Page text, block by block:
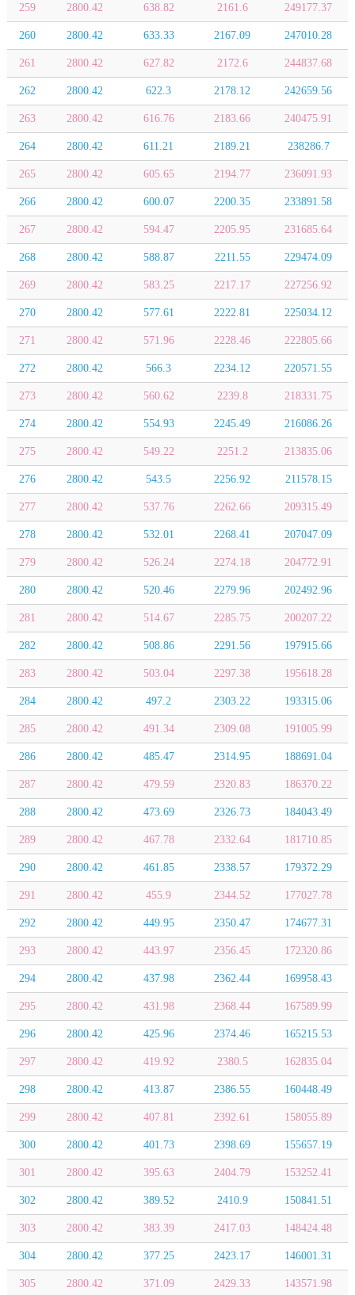
259 2800.42 638.82 2161.6 249177.37
260 2800.42 633.33 2167.09 247010.28
261 2800.42 627.82 2172.6 244837.68
262 2800.42 622.3 2178.12 242659.56
263 2800.42 616.76 2183.66 240475.91
264 2800.42 611.21 2189.21 238286.7
265 2800.42 605.65 2194.77 236091.93
266 2800.42 600.07 2200.35 233891.58
267 2800.42 594.47 2205.95 231685.64
268 2800.42 588.87 2211.55 229474.09
269 2800.42 583.25 2217.17 227256.92
270 2800.42 577.61 2222.81 225034.12
271 2800.42 571.96 2228.46 222805.66
272 2800.42 566.3 2234.12 220571.55
273 2800.42 560.62 2239.8 218331.75
274 2800.42 554.93 2245.49 216086.26
275 2800.42 549.22 2251.2 213835.06
276 2800.42 543.5 2256.92 211578.15
277 2800.42 537.76 2262.66 209315.49
278 2800.42 532.01 2268.41 207047.09
279 2800.42 526.24 2274.18 204772.91
280 2800.42 520.46 2279.96 202492.96
281 2800.42 514.67 2285.75 200207.22
282 2800.42 508.86 2291.56 197915.66
283 2800.42 503.04 2297.38 195618.28
284 2800.42 497.2 2303.22 193315.06
285 2800.42 491.34 2309.08 191005.99
286 2800.42 485.47 2314.95 188691.04
287 2800.42 479.59 2320.83 186370.22
288 2800.42 473.69 2326.73 184043.49
289 2800.42 467.78 2332.64 181710.85
290 2800.42 461.85 2338.57 179372.29
291 2800.42 455.9 2344.52 177027.78
292 2800.42 449.95 2350.47 174677.31
293 2800.42 443.97 2356.45 172320.86
294 2800.42 437.98 2362.44 169958.43
295 2800.42 431.98 2368.44 167589.99
296 2800.42 425.96 2374.46 165215.53
297 2800.42 419.92 2380.5 162835.04
298 2800.42 413.87 2386.55 160448.49
299 2800.42 407.81 2392.61 158055.89
300 2800.42 401.73 2398.69 155657.19
301 2800.42 395.63 2404.79 153252.41
302 2800.42 389.52 2410.9 150841.51
303 2800.42 383.39 2417.03 148424.48
304 2800.42 377.25 2423.17 146001.31
305 2800.42 371.09 2429.33 143571.98